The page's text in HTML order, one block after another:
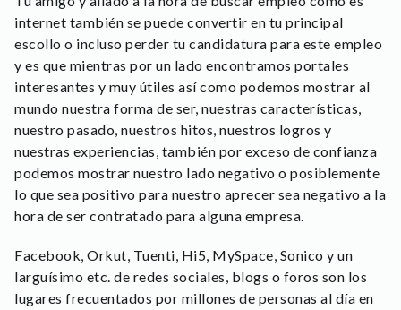
internet también se puede convertir en tu principal
escollo o incluso perder tu candidatura para este empleo
y es que mientras por un lado encontramos portales
interesantes y muy útiles así como podemos mostrar al
mundo nuestra forma de ser, nuestras características,
nuestro pasado, nuestros hitos, nuestros logros y
nuestras experiencias, también por exceso de confianza
podemos mostrar nuestro lado negativo o posiblemente
lo que sea positivo para nuestro aprecer sea negativo a la
hora de ser contratado para alguna empresa.
Facebook, Orkut, Tuenti, Hi5, MySpace, Sonico y un
larguísimo etc. de redes sociales, blogs o foros son los
lugares frecuentados por millones de personas al día en